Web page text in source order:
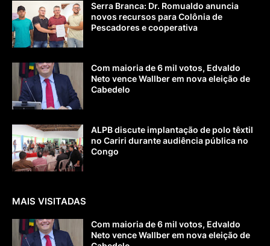
Serra Branca: Dr. Romualdo anuncia
novos recursos para Colônia de
Pescadores e cooperativa
Com maioria de 6 mil votos, Edvaldo
Neto vence Wallber em nova eleição de
Cabedelo
ALPB discute implantação de polo têxtil
no Cariri durante audiência pública no
Congo
MAIS VISITADAS
Com maioria de 6 mil votos, Edvaldo
Neto vence Wallber em nova eleição de